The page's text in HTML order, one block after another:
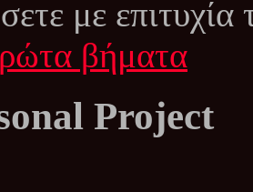
με
βήματα
Project